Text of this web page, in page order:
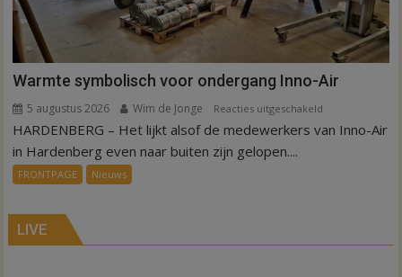
Warmte symbolisch voor ondergang Inno-Air
5 augustus 2026 Wim de Jonge Reacties uitgeschakeld
Warmte
HARDENBERG – Het lijkt alsof de medewerkers van Inno-Air
in Hardenberg even naar buiten zijn gelopen....
FRONTPAGE Nieuws
LIVE